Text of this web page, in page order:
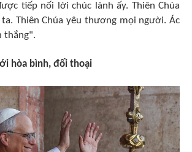
tiếp nối lời chúc lành ấy. Thiên Chúa
Thiên Chúa yêu thương mọi người. Ác
thắng".
hòa bình, đối thoại